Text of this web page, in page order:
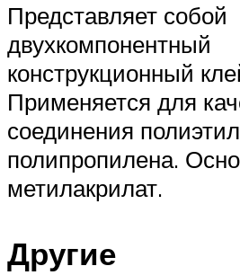
Представляет собой
двухкомпонентный
конструкционный
Применяется для
соединения
полипропилена.
метилакрилат.
Другие